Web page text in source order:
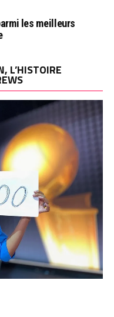
les meilleurs
L’HISTOIRE